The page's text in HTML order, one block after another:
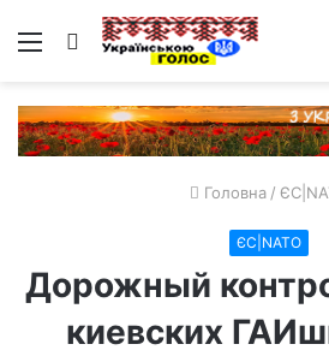
Меню Пошук
Головна /
ЄС|NATO
Дорожный
киевских